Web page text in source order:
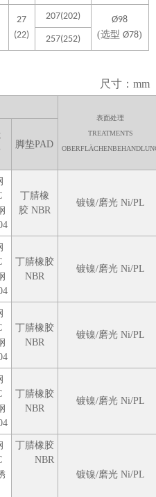
27
(22)
207(202)
Ø98
(选型 Ø78)
257(252)
尺寸：mm
表面处理
TREATMENTS
脚垫PAD
丁腈橡
胶NBR
镀镍/磨光 Ni/PL
丁腈橡胶
NBR
镀镍/磨光 Ni/PL
丁腈橡胶
NBR
镀镍/磨光 Ni/PL
丁腈橡胶
NBR
镀镍/磨光 Ni/PL
丁腈橡胶
NBR
镀镍/磨光 Ni/PL